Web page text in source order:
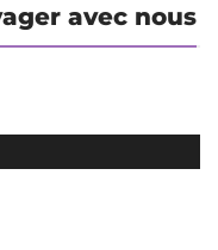
avec nous